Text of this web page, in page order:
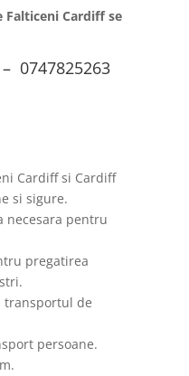
Falticeni Cardiff se
0747825263
Cardiff si Cardiff
si sigure.
necesara pentru
pregatirea
transportul de
persoane.